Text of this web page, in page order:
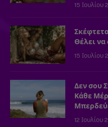
15 Ιουλίου
Θέλει να
15 Ιουλίου
Δεν σου
Κάθε
12 Ιουλίου